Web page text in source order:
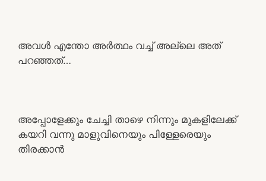
അവൾ എന്തോ അർത്ഥം വച്ച് അല്ലെ അത്
പറഞ്ഞത്…
അപ്പോളേക്കും ചേച്ചി താഴെ നിന്നും മുകളിലേക്ക്
കയറി വന്നു മാളുവിനെയും പിള്ളേരെയും
തിരക്കാൻ